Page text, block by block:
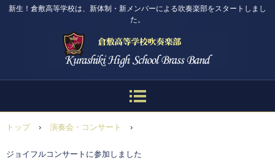
新生！倉敷高等学校は、新体制・新メンバーによる吹奏楽部をスタートしまし
た。
トップ › 演奏会・コンサート ›
ジョイフルコンサートに参加しました